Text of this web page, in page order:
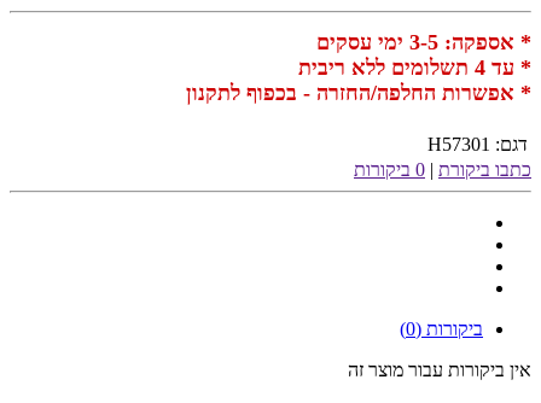
* אספקה: 3-5 ימי עסקים
* עד 4 תשלומים ללא ריבית
* אפשרות החלפה/החזרה - בכפוף לתקנון
דגם: H57301
כתבו ביקורת | 0 ביקורות
ביקורות (0)
אין ביקורות עבור מוצר זה